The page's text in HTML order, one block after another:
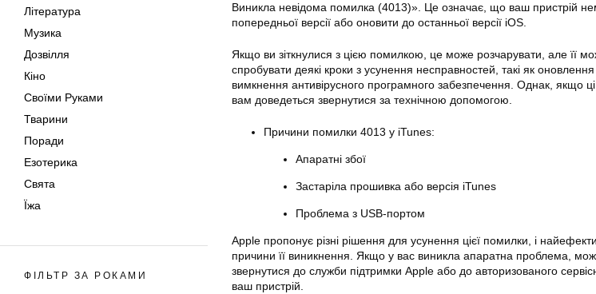
Література
Музика
Дозвілля
Кіно
Своїми Руками
Тварини
Поради
Езотерика
Свята
Їжа
ФІЛЬТР ЗА РОКАМИ
Виникла невідома помилка (4013)». Це означає, що ваш пристрій
попередньої версії або оновити до останньої версії iOS.
Якщо ви зіткнулися з цією помилкою, це може розчарувати, але її
спробувати деякі кроки з усунення несправностей, такі як
вимкнення антивірусного програмного забезпечення. Однак, якщо
вам доведеться звернутися за технічною допомогою.
Причини помилки 4013 у iTunes:
Апаратні збої
Застаріла прошивка або версія iTunes
Проблема з USB-портом
Apple пропонує різні рішення для усунення цієї помилки, і
причини її виникнення. Якщо у вас виникла апаратна проблема,
звернутися до служби підтримки Apple або до авторизованого
ваш пристрій.